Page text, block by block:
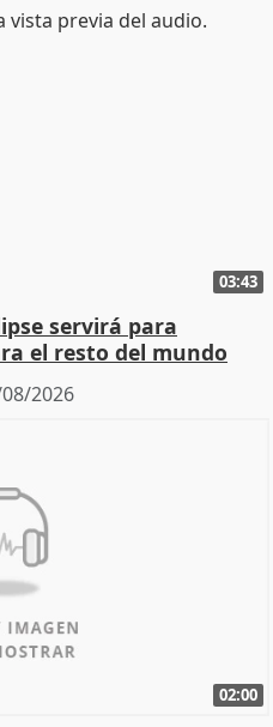
03:43
servirá para
el resto del mundo
2026
02:00